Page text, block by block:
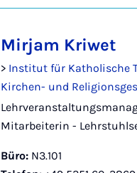
Mirjam Kriwet
> Institut für Katholische
Kirchen- und
Mitarbeiterin -
Büro: N3.101